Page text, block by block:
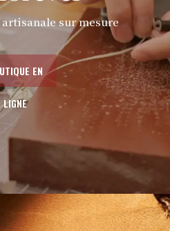
sur mesure
EN
LIGNE